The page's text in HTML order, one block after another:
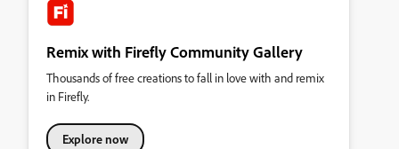
Remix with Firefly Community Gallery
Thousands of free creations to fall in love with and remix
in Firefly.
Explore now